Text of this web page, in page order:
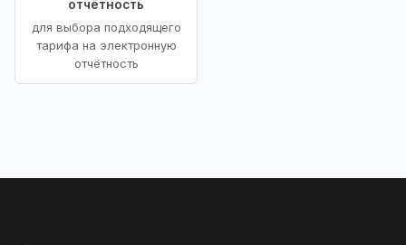
отчётность
для выбора подходящего
тарифа на электронную
отчётность